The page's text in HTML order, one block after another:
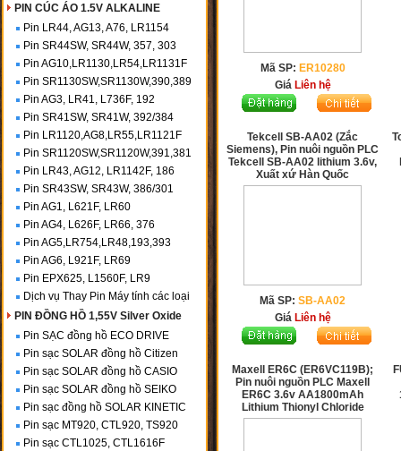
PIN CÚC ÁO 1.5V ALKALINE
Pin LR44, AG13, A76, LR1154
Pin SR44SW, SR44W, 357, 303
Pin AG10,LR1130,LR54,LR1131F
Pin SR1130SW,SR1130W,390,389
Pin AG3, LR41, L736F, 192
Pin SR41SW, SR41W, 392/384
Pin LR1120,AG8,LR55,LR1121F
Pin SR1120SW,SR1120W,391,381
Pin LR43, AG12, LR1142F, 186
Pin SR43SW, SR43W, 386/301
Pin AG1, L621F, LR60
Pin AG4, L626F, LR66, 376
Pin AG5,LR754,LR48,193,393
Pin AG6, L921F, LR69
Pin EPX625, L1560F, LR9
Dịch vụ Thay Pin Máy tính các loại
PIN ĐỒNG HỒ 1,55V Silver Oxide
Pin SẠC đồng hồ ECO DRIVE
Pin sạc SOLAR đồng hồ Citizen
Pin sạc SOLAR đồng hồ CASIO
Pin sạc SOLAR đồng hồ SEIKO
Pin sạc đồng hồ SOLAR KINETIC
Pin sạc MT920, CTL920, TS920
Pin sạc CTL1025, CTL1616F
Mã SP: ER10280
Giá Liên hệ
Tekcell SB-AA02 (Zắc
Siemens), Pin nuôi nguồn PLC
Tekcell SB-AA02 lithium 3.6v,
Xuất xứ Hàn Quốc
Mã SP:SB-AA02
Giá Liên hệ
Maxell ER6C (ER6VC119B);
Pin nuôi nguồn PLC Maxell
ER6C 3.6v AA1800mAh
Lithium Thionyl Chloride